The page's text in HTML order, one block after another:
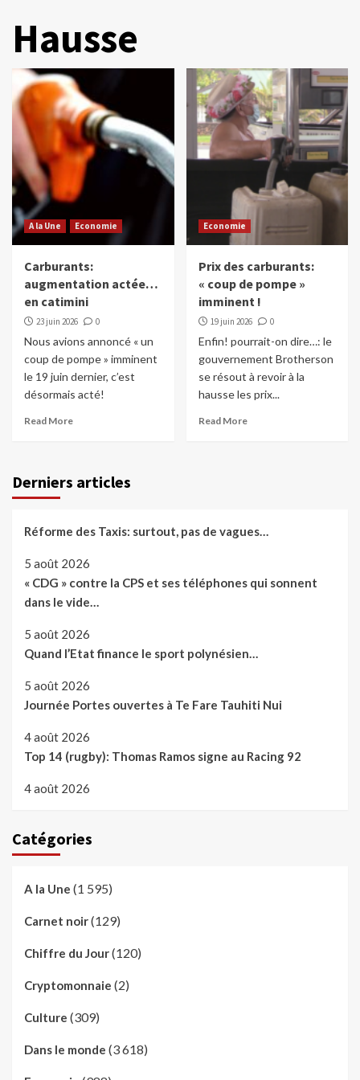
Hausse
A la Une Economie
Carburants:
augmentation actée…
en catimini
23 juin 2026 0
Nous avions annoncé « un
coup de pompe » imminent
le 19 juin dernier, c’est
désormais acté!
Read More
Economie
Prix des carburants:
« coup de pompe »
imminent !
19 juin 2026 0
Enfin! pourrait-on dire…: le
gouvernement Brotherson
se résout à revoir à la
hausse les prix...
Read More
Derniers articles
Réforme des Taxis: surtout, pas de vagues…
5 août 2026
« CDG » contre la CPS et ses téléphones qui sonnent
dans le vide…
5 août 2026
Quand l’Etat finance le sport polynésien…
5 août 2026
Journée Portes ouvertes à Te Fare Tauhiti Nui
4 août 2026
Top 14 (rugby): Thomas Ramos signe au Racing 92
4 août 2026
Catégories
A la Une (1 595)
Carnet noir(129)
Chiffre du Jour(120)
Cryptomonnaie (2)
Culture (309)
Dans le monde (3 618)